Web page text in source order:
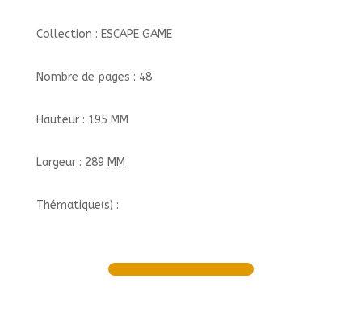
Collection : ESCAPE GAME
Nombre de pages : 48
Hauteur : 195 MM
Largeur : 289 MM
Thématique(s) :